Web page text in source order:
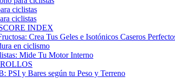
ciclistas
ciclistas
INDEX
Crea Tus Geles e Isotónicos Caseros
en ciclismo
Mide Tu Motor Interno
PSI y Bares según tu Peso y Terreno